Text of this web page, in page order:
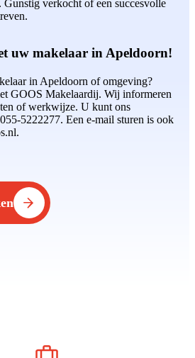
verkocht of een succesvolle
uw makelaar in Apeldoorn!
in Apeldoorn of omgeving?
GOOS Makelaardij. Wij informeren
of werkwijze. U kunt ons
5222277. Een e-mail sturen is ook